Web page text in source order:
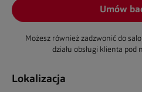
Umów
Możesz również zadzwonić do
działu obsługi klienta pod
Lokalizacja